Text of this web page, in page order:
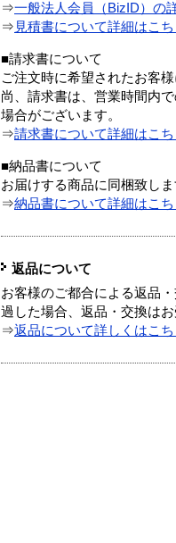
⇒一般法人会員（BizID）の
⇒ 見積書について詳細はこち
■請求書について
ご注文時に希望されたお客
尚、請求書は、営業時間内
場合がございます。
⇒請求書について詳細はこち
■納品書について
お届けする商品に同梱致しま
⇒納品書について詳細はこち
返品について
お客様のご都合による返品
過した場合、返品・交換はお
⇒返品について詳しくはこち